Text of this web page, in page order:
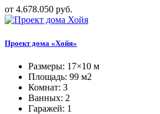
от 4.678.050 руб.
Проект дома «Хойя»
Размеры: 17×10 м
Площадь: 99 м2
Комнат: 3
Ванных: 2
Гаражей: 1